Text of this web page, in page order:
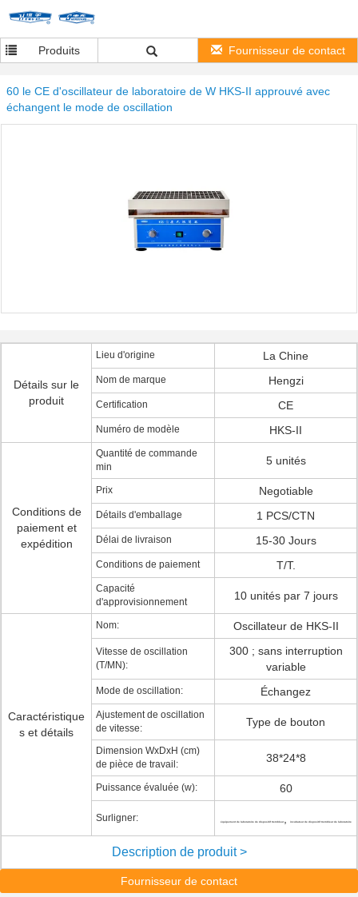
Produits Fournisseur de contact
60 le CE d'oscillateur de laboratoire de W HKS-II approuvé avec
échangent le mode de oscillation
Détails sur le
produit
Lieu d'origine La Chine
Nom de marque Hengzi
Certification CE
Numéro de modèle HKS-II
Conditions de
paiement et
expédition
Quantité de commande
min
5 unités
Prix Negotiable
Détails d'emballage 1 PCS/CTN
Délai de livraison 15-30 Jours
Conditions de paiement T/T.
Capacité
d'approvisionnement
10 unités par 7 jours
Caractéristique
s et détails
Nom: Oscillateur de HKS-II
Vitesse de oscillation
(T/MN):
300 ; sans interruption
variable
Mode de oscillation: Échangez
Ajustement de oscillation
de vitesse:
Type de bouton
Dimension WxDxH (cm)
de pièce de travail:
38*24*8
Puissance évaluée (w): 60
Surligner: équipement de laboratoire de dispositif trembleur, incubateur de dispositif trembleur de laboratoire
Description de produit >
Fournisseur de contact